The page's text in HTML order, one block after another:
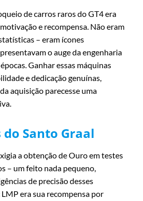
de carros raros do GT4 era
e recompensa. Não eram
– eram ícones
o auge da engenharia
Ganhar essas máquinas
e dedicação genuínas,
aquisição parecesse uma
do Santo Graal
a obtenção de Ouro em testes
– um feito nada pequeno,
de precisão desses
era sua recompensa por